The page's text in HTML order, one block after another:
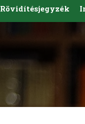
Rövidítésjegyzék